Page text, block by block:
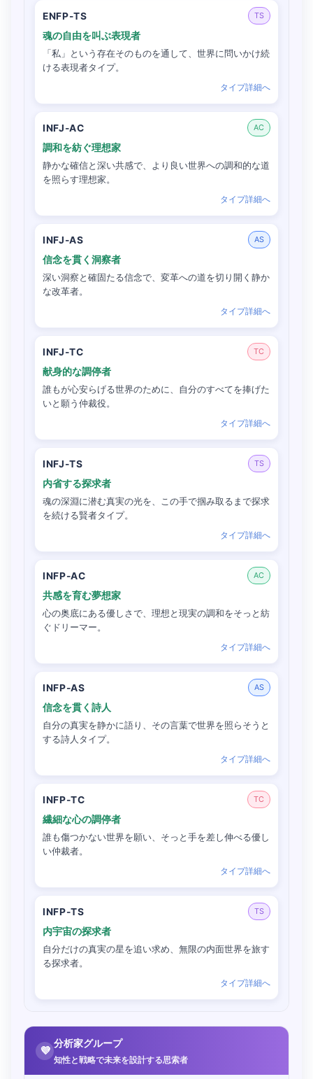
ENFP-TS TS
魂の自由を叫ぶ表現者
「私」という存在そのものを通して、世界に問いかけ続
ける表現者タイプ。
タイプ詳細へ
INFJ-AC AC
調和を紡ぐ理想家
静かな確信と深い共感で、より良い世界への調和的な道
を照らす理想家。
タイプ詳細へ
INFJ-AS AS
信念を貫く洞察者
深い洞察と確固たる信念で、変革への道を切り開く静か
な改革者。
タイプ詳細へ
INFJ-TC TC
献身的な調停者
誰もが心安らげる世界のために、自分のすべてを捧げた
いと願う仲裁役。
タイプ詳細へ
INFJ-TS TS
内省する探求者
魂の深淵に潜む真実の光を、この手で掴み取るまで探求
を続ける賢者タイプ。
タイプ詳細へ
INFP-AC AC
共感を育む夢想家
心の奥底にある優しさで、理想と現実の調和をそっと紡
ぐドリーマー。
タイプ詳細へ
INFP-AS AS
信念を貫く詩人
自分の真実を静かに語り、その言葉で世界を照らそうと
する詩人タイプ。
タイプ詳細へ
INFP-TC TC
繊細な心の調停者
誰も傷つかない世界を願い、そっと手を差し伸べる優し
い仲裁者。
タイプ詳細へ
INFP-TS TS
内宇宙の探求者
自分だけの真実の星を追い求め、無限の内面世界を旅す
る探求者。
タイプ詳細へ
💜
分析家グループ
知性と戦略で未来を設計する思索者